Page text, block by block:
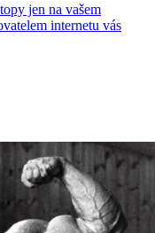
jen na vašem
internetu vás